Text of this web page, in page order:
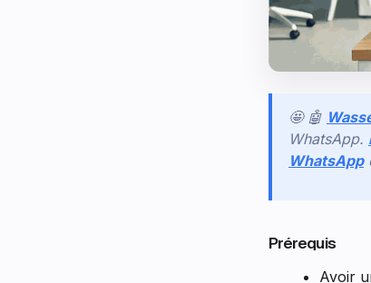
🤩 🤖
WhatsApp.
WhatsApp
Prérequis
Avoir